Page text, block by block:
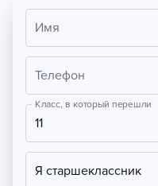
Имя
Телефон
Класс, в который перешли
11
Я старшеклассник